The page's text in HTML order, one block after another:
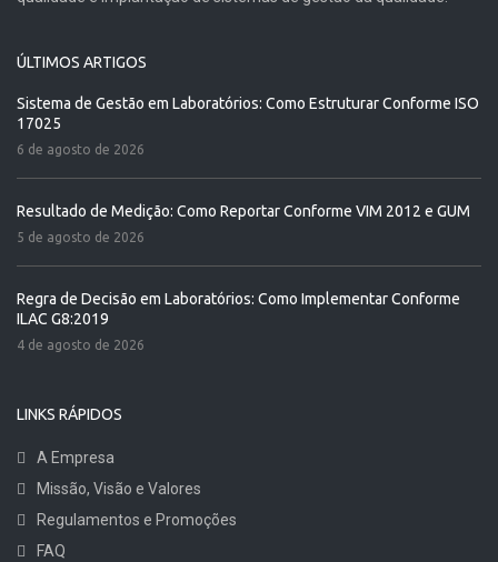
ÚLTIMOS ARTIGOS
Sistema de Gestão em Laboratórios: Como Estruturar Conforme ISO
17025
6 de agosto de 2026
Resultado de Medição: Como Reportar Conforme VIM 2012 e GUM
5 de agosto de 2026
Regra de Decisão em Laboratórios: Como Implementar Conforme
ILAC G8:2019
4 de agosto de 2026
LINKS RÁPIDOS
A Empresa
Missão, Visão e Valores
Regulamentos e Promoções
FAQ